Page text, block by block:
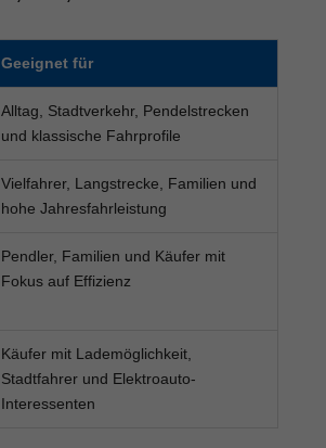
Geeignet für
Alltag, Stadtverkehr, Pendelstrecken
und klassische Fahrprofile
Vielfahrer, Langstrecke, Familien und
hohe Jahresfahrleistung
Pendler, Familien und Käufer mit
Fokus auf Effizienz
Käufer mit Lademöglichkeit,
Stadtfahrer und Elektroauto-
Interessenten